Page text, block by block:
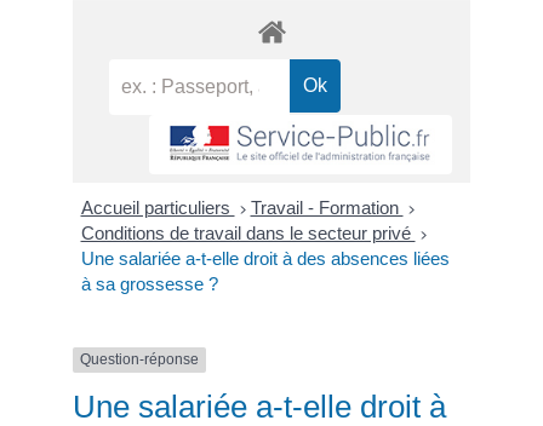
Accueil particuliers > Travail - Formation >
Conditions de travail dans le secteur privé >
Une salariée a-t-elle droit à des absences liées
à sa grossesse ?
Question-réponse
Une salariée a-t-elle droit à